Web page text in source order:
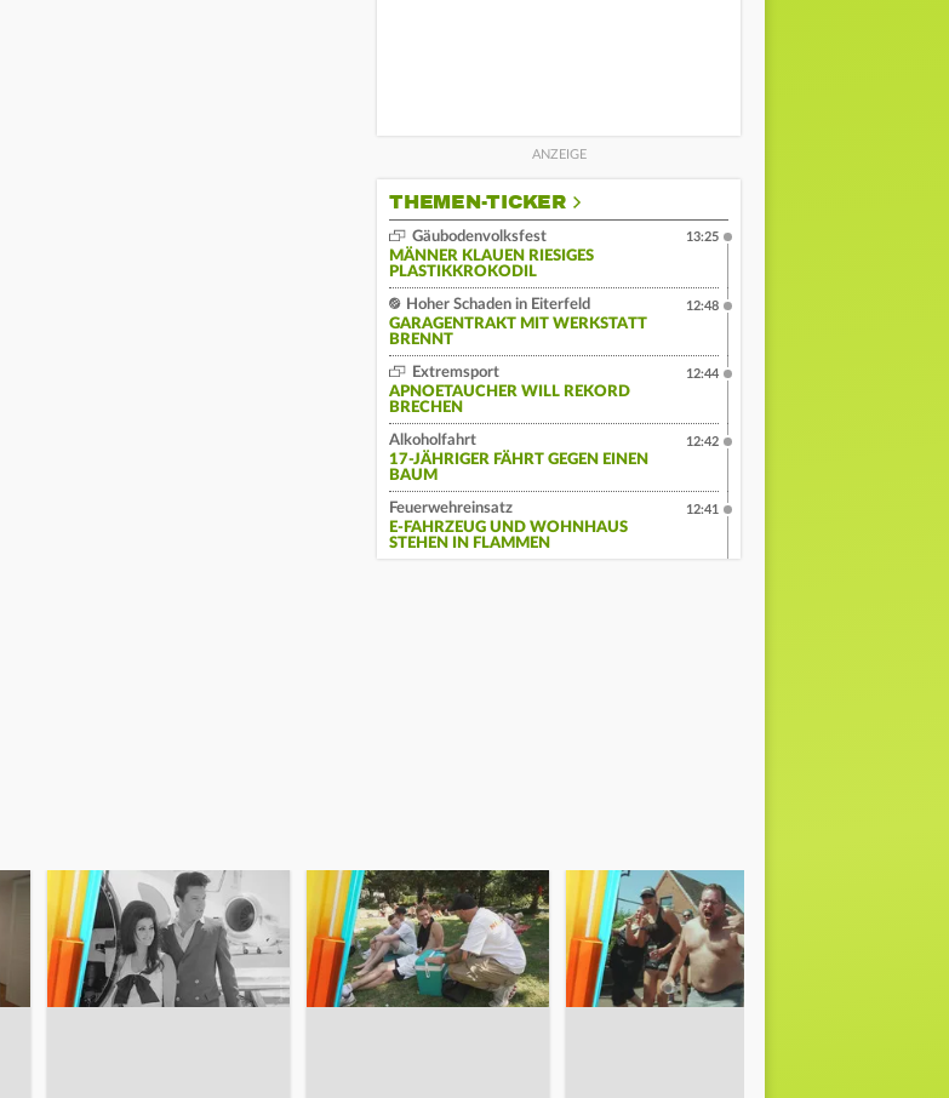
THEMEN-TICKER
Gäubodenvolksfest
MÄNNER KLAUEN RIESIGES
PLASTIKKROKODIL
13:25
Hoher Schaden in Eiterfeld
GARAGENTRAKT MIT WERKSTATT
BRENNT
12:48
Extremsport
APNOETAUCHER WILL REKORD
BRECHEN
12:44
Alkoholfahrt
17-JÄHRIGER FÄHRT GEGEN EINEN
BAUM
12:42
Feuerwehreinsatz
E-FAHRZEUG UND WOHNHAUS
STEHEN IN FLAMMEN
12:41